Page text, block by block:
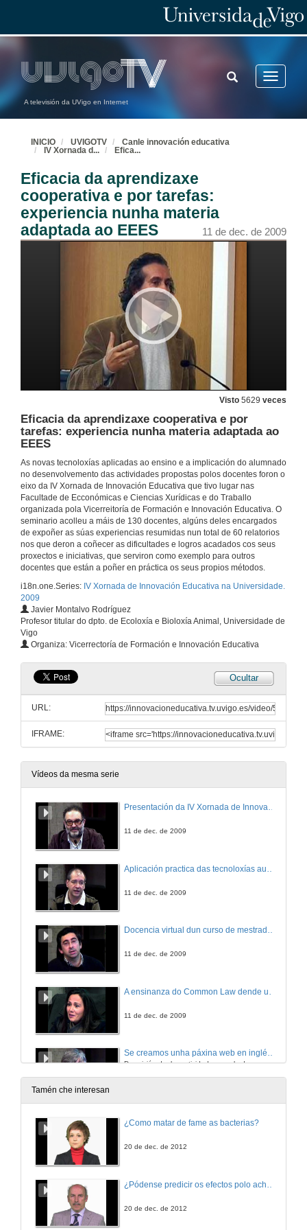
A televisión da UVigo en Internet
Toggle
TOGGLE
SEARCH
INICIO UVIGOTV
Canle innovación educativa
IV Xornada d... Efica...
Eficacia da aprendizaxe
cooperativa e por tarefas:
experiencia nunha materia
adaptada ao EEES
11 de dec. de 2009
Visto 5629 veces
Eficacia da aprendizaxe cooperativa e por
tarefas: experiencia nunha materia adaptada ao
EEES
As novas tecnoloxías aplicadas ao ensino e a implicación do alumnado
no desenvolvemento das actividades propostas polos docentes foron o
eixo da IV Xornada de Innovación Educativa que tivo lugar nas
Facultade de Ecconómicas e Ciencias Xurídicas e do Traballo
organizada pola Vicerreitoría de Formación e Innovación Educativa. O
seminario acolleu a máis de 130 docentes, algúns deles encargados
de expoñer as súas experiencias resumidas nun total de 60 relatorios
nos que deron a coñecer as dificultades e logros acadados cos seus
proxectos e iniciativas, que serviron como exemplo para outros
docentes que están a poñer en práctica os seus propios métodos.
i18n.one.Series: IV Xornada de Innovación Educativa na Universidade.
2009
Javier Montalvo Rodríguez
Profesor titular do dpto. de Ecoloxía e Bioloxía Animal, Universidade de
Vigo
Organiza: Vicerrectoría de Formación e Innovación Educativa
Ocultar
URL:
IFRAME:
Vídeos da mesma serie
Presentación da IV Xornada de Innovación Educativa na Universidade.
11 de dec. de 2009
11 de dec. de 2009
Docencia virtual dun curso de mestrado sobre a plataforma Moodle.
11 de dec. de 2009
11 de dec. de 2009
Se creamos unha páxina web en inglés seguindo as instruccións do profe de Inglés teriamos que rematar aprendendo inglés e algo máis tamén !
Descrición dunha actividade na aula do ano 2008/2009. Derradeiro primeiro ano de Filoloxía Inglesa.
11 de dec. de 2009
Tamén che interesan
¿Como matar de fame as bacterias?
20 de dec. de 2012
20 de dec. de 2012